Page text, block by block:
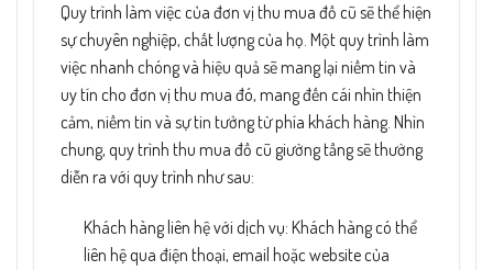
Quy trình làm việc của đơn vị thu mua đồ cũ sẽ thể hiện
sự chuyên nghiệp, chất lượng của họ. Một quy trình làm
việc nhanh chóng và hiệu quả sẽ mang lại niềm tin và
uy tín cho đơn vị thu mua đó, mang đến cái nhìn thiện
cảm, niềm tin và sự tin tưởng từ phía khách hàng. Nhìn
chung, quy trình thu mua đồ cũ giường tầng sẽ thường
diễn ra với quy trình như sau:
Khách hàng liên hệ với dịch vụ: Khách hàng có thể
liên hệ qua điện thoại, email hoặc website của